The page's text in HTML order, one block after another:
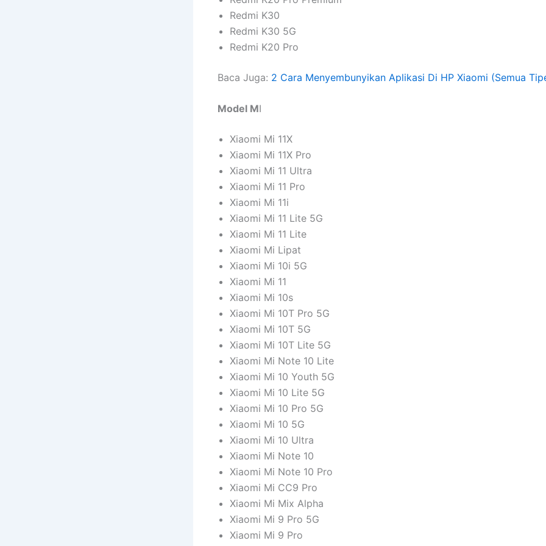
Redmi K30
Redmi K30 5G
Redmi K20 Pro
Baca Juga: 2 Cara Menyembunyikan Aplikasi Di HP Xiaomi (Semua
Model MI
Xiaomi Mi 11X
Xiaomi Mi 11X Pro
Xiaomi Mi 11 Ultra
Xiaomi Mi 11 Pro
Xiaomi Mi 11i
Xiaomi Mi 11 Lite 5G
Xiaomi Mi 11 Lite
Xiaomi Mi Lipat
Xiaomi Mi 10i 5G
Xiaomi Mi 11
Xiaomi Mi 10s
Xiaomi Mi 10T Pro 5G
Xiaomi Mi 10T 5G
Xiaomi Mi 10T Lite 5G
Xiaomi Mi Note 10 Lite
Xiaomi Mi 10 Youth 5G
Xiaomi Mi 10 Lite 5G
Xiaomi Mi 10 Pro 5G
Xiaomi Mi 10 5G
Xiaomi Mi 10 Ultra
Xiaomi Mi Note 10
Xiaomi Mi Note 10 Pro
Xiaomi Mi CC9 Pro
Xiaomi Mi Mix Alpha
Xiaomi Mi 9 Pro 5G
Xiaomi Mi 9 Pro